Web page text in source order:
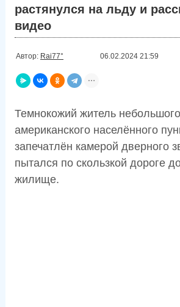
растянулся на льду и
видео
Автор: Rai77° 06.02.2024 21:59
Темнокожий житель небольшого
американского населённого
запечатлён камерой дверного
пытался по скользкой дороге
жилище.